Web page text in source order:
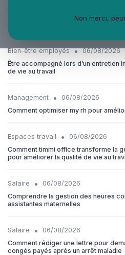
Comment la roue de la vie peut
Bien-être employés • 06/08/2026
Être accompagné lors d’un entretien
de vie au travail
Management •
06/08/2026
Comment optimiser my rh pour
Espaces travail •
06/08/2026
Comment timmi office transforme la
pour améliorer la qualité de vie au
Salaire •
06/08/2026
Comprendre la gestion des heures
assistantes maternelles
Salaire •
06/08/2026
Comment rédiger une lettre pour
congés payés après un arrêt maladie
Non merci,